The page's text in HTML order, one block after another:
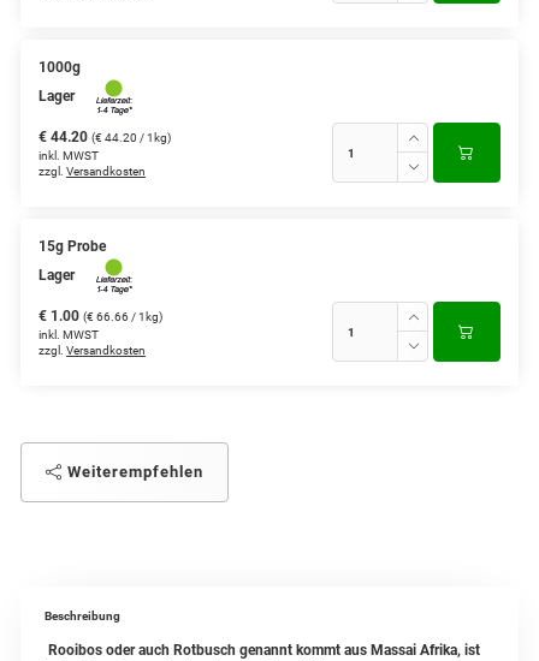
1000g
Lager
€ 44.20 (€ 44.20 / 1kg)
inkl. MWST
zzgl. Versandkosten
15g Probe
Lager
€ 1.00 (€ 66.66 / 1kg)
inkl. MWST
zzgl. Versandkosten
Weiterempfehlen
Beschreibung
Rooibos oder auch Rotbusch genannt kommt aus Massai Afrika, ist